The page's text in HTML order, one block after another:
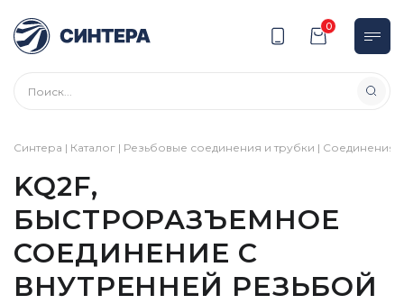
0
Синтера | Каталог | Резьбовые соединения и трубки | Соединения
KQ2F,
БЫСТРОРАЗЪЕМНОЕ
СОЕДИНЕНИЕ С
ВНУТРЕННЕЙ РЕЗЬБОЙ